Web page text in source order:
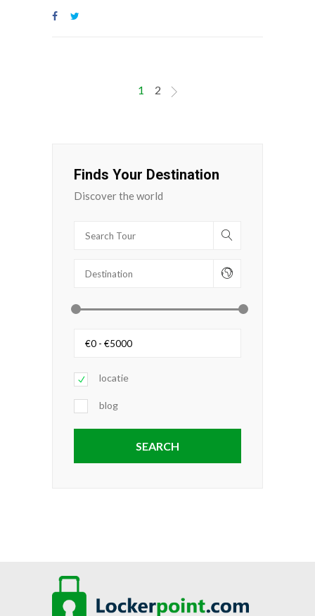
1 2
Finds Your Destination
Discover the world
locatie
blog